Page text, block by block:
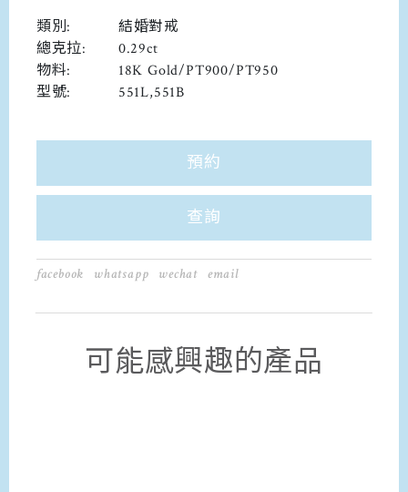
類別:
結婚對戒
總克拉:
0.29ct
物料:
18K Gold/PT900/PT950
型號:
551L,551B
預約
查詢
facebook whatsapp wechat email
可能感興趣的產品